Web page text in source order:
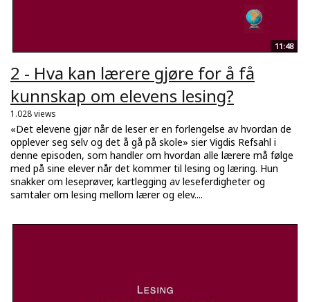
11:48
2 - Hva kan lærere gjøre for å få
kunnskap om elevens lesing?
1.028 views
«Det elevene gjør når de leser er en forlengelse av hvordan de
opplever seg selv og det å gå på skole» sier Vigdis Refsahl i
denne episoden, som handler om hvordan alle lærere må følge
med på sine elever når det kommer til lesing og læring. Hun
snakker om leseprøver, kartlegging av leseferdigheter og
samtaler om lesing mellom lærer og elev....